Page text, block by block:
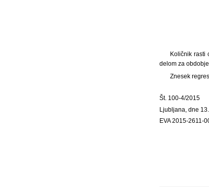
Količnik rasti
delom za
Znesek
Št. 100-4/2015
Ljubljana, dne
EVA 2015-2611-